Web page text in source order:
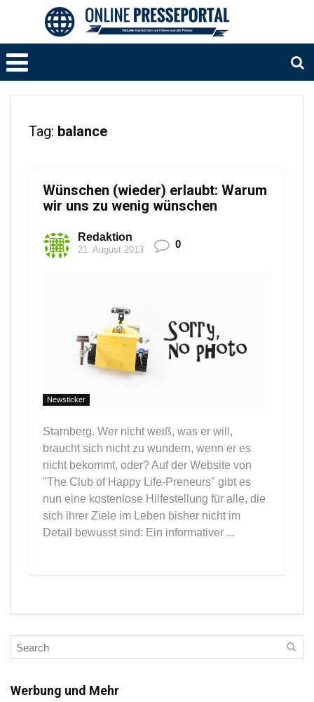
Tag: balance
Wünschen (wieder) erlaubt: Warum
wir uns zu wenig wünschen
Redaktion
21. August 2013 0
Newsticker
Starnberg. Wer nicht weiß, was er will,
braucht sich nicht zu wundern, wenn er es
nicht bekommt, oder? Auf der Website von
"The Club of Happy Life-Preneurs" gibt es
nun eine kostenlose Hilfestellung für alle, die
sich ihrer Ziele im Leben bisher nicht im
Detail bewusst sind: Ein informativer ...
Werbung und Mehr